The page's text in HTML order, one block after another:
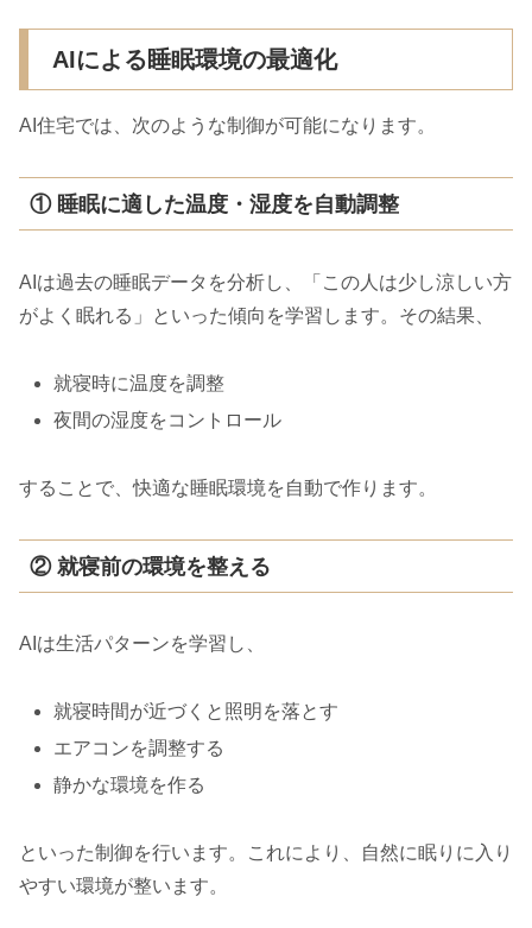
AIによる睡眠環境の最適化
AI住宅では、次のような制御が可能になります。
① 睡眠に適した温度・湿度を自動調整
AIは過去の睡眠データを分析し、「この人は少し涼しい方
がよく眠れる」といった傾向を学習します。その結果、
就寝時に温度を調整
夜間の湿度をコントロール
することで、快適な睡眠環境を自動で作ります。
② 就寝前の環境を整える
AIは生活パターンを学習し、
就寝時間が近づくと照明を落とす
エアコンを調整する
静かな環境を作る
といった制御を行います。これにより、自然に眠りに入り
やすい環境が整います。